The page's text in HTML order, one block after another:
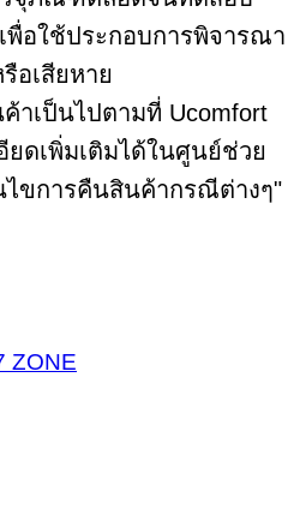
พื่อใช้ประกอบการพิจารณา
อเสียหาย
าเป็นไปตามที่ Ucomfort
ยดเพิ่มเติมได้ในศูนย์ช่วย
ไขการคืนสินค้ากรณีต่างๆ"
ZONE